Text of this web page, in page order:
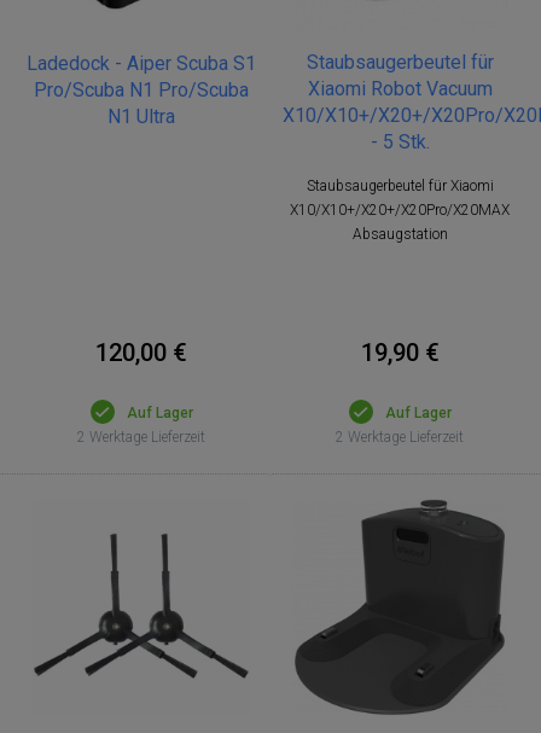
Ladedock - Aiper Scuba S1
Pro/Scuba N1 Pro/Scuba
N1 Ultra
120,00 €
Auf Lager
2 Werktage Lieferzeit
Staubsaugerbeutel für
Xiaomi Robot Vacuum
X10/X10+/X20+/X20Pro/
- 5 Stk.
Staubsaugerbeutel für Xiaomi
X10/X10+/X20+/X20Pro/X20MAX
Absaugstation
19,90 €
Auf Lager
2 Werktage Lieferzeit